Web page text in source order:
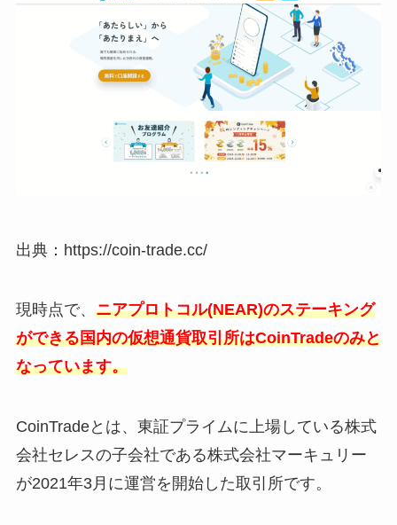
出典：https://coin-trade.cc/
現時点で、 ニアプロトコル(NEAR)のステーキング
ができる国内の仮想通貨取引所はCoinTradeのみと
なっています。
CoinTradeとは、東証プライムに上場している株式
会社セレスの子会社である株式会社マーキュリー
が2021年3月に運営を開始した取引所です。